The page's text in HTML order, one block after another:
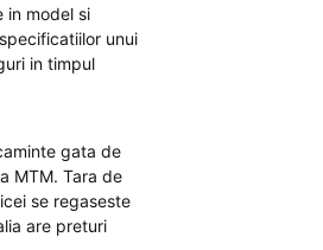
in model si
unui
in timpul
gata de
MTM. Tara de
se regaseste
are preturi